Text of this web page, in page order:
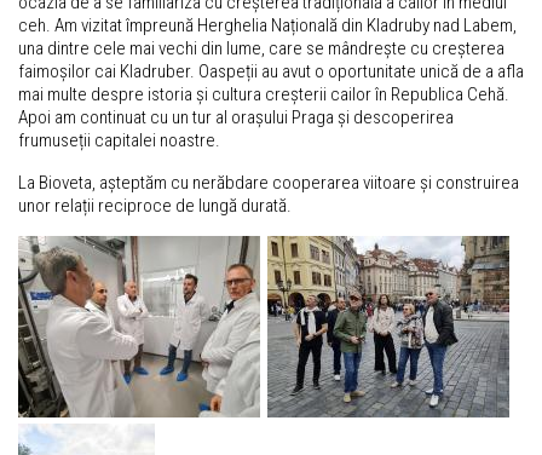
ceh. Am vizitat împreună Herghelia Națională din Kladruby nad Labem,
una dintre cele mai vechi din lume, care se mândrește cu creșterea
faimoșilor cai Kladruber. Oaspeții au avut o oportunitate unică de a afla
mai multe despre istoria și cultura creșterii cailor în Republica Cehă.
Apoi am continuat cu un tur al orașului Praga și descoperirea
frumuseții capitalei noastre.
La Bioveta, așteptăm cu nerăbdare cooperarea viitoare și construirea
unor relații reciproce de lungă durată.